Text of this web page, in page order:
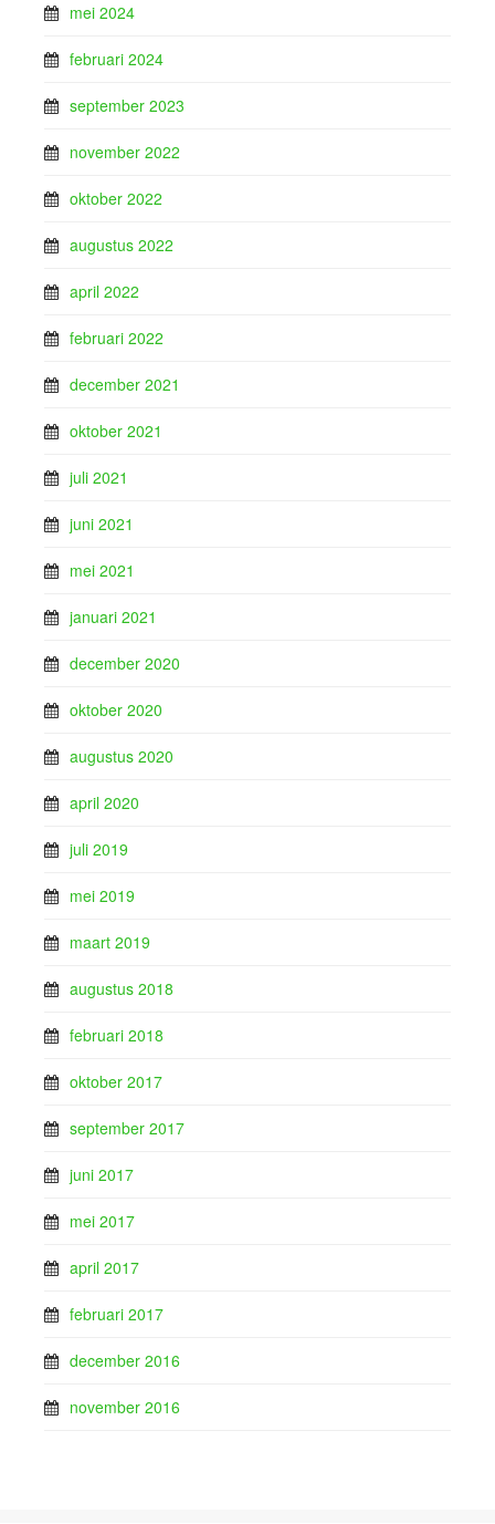
mei 2024
februari 2024
september 2023
november 2022
oktober 2022
augustus 2022
april 2022
februari 2022
december 2021
oktober 2021
juli 2021
juni 2021
mei 2021
januari 2021
december 2020
oktober 2020
augustus 2020
april 2020
juli 2019
mei 2019
maart 2019
augustus 2018
februari 2018
oktober 2017
september 2017
juni 2017
mei 2017
april 2017
februari 2017
december 2016
november 2016